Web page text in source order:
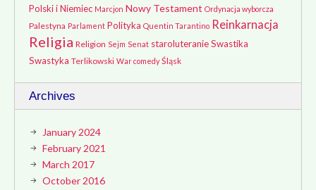
Polski i Niemiec Marcjon Nowy Testament Ordynacja wyborcza
Palestyna Parlament Polityka Quentin Tarantino Reinkarnacja
Religia Religion Sejm Senat staroluteranieSwastika
Swastyka Terlikowski War comedy Śląsk
Archives
January 2024
February 2021
March 2017
October 2016